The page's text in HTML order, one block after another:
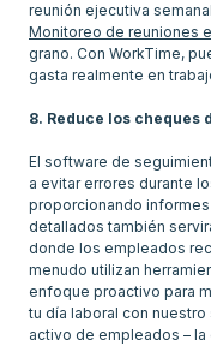
reunión ejecutiva
Monitoreo de reuniones
grano. Con WorkTime,
gasta realmente en
8. Reduce los cheques
El software de
a evitar errores durante
proporcionando
detallados también
donde los empleados
menudo utilizan
enfoque proactivo para
tu día laboral con
activo de empleados –